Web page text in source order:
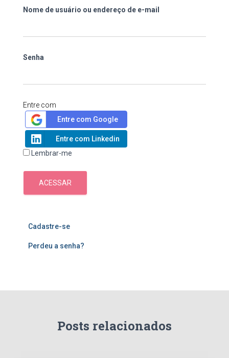
Nome de usuário ou endereço de e-mail
Senha
Entre com
Entre com Google
Entre com Linkedin
Lembrar-me
ACESSAR
Cadastre-se
Perdeu a senha?
Posts relacionados